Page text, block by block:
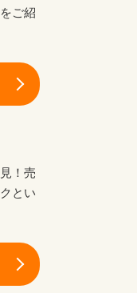
ご紹
！売
とい